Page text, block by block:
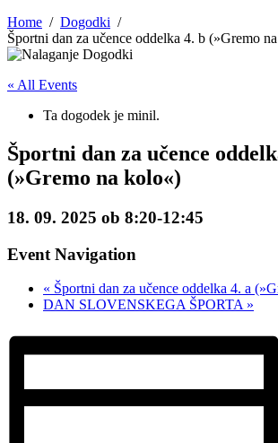
Home
Dogodki
Športni dan za učence oddelka 4. b (»Gremo
« All Events
Ta dogodek je minil.
Športni dan za učence
(»Gremo na kolo«)
18. 09. 2025 ob 8:20-12:45
Event Navigation
« Športni dan za učence oddelka 4. a
DAN SLOVENSKEGA ŠPORTA »